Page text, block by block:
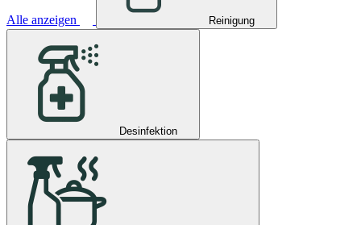
Alle anzeigen Reinigung
Desinfektion